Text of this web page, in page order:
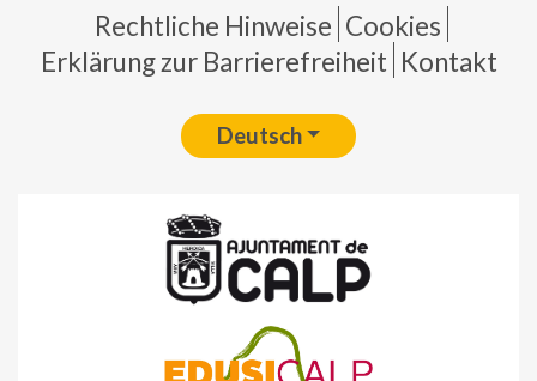
Pie de página
Rechtliche Hinweise Cookies
Erklärung zur Barrierefreiheit Kontakt
Deutsch